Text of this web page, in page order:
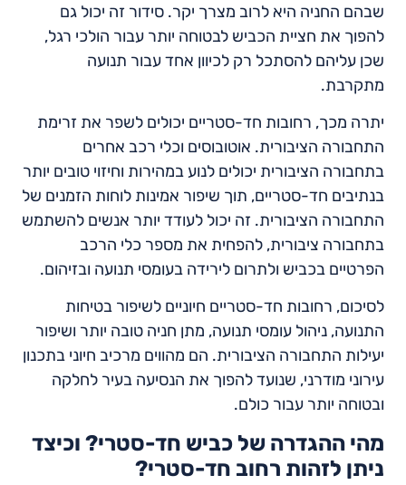
שבהם החניה היא לרוב מצרך יקר. סידור זה יכול גם
להפוך את חציית הכביש לבטוחה יותר עבור הולכי רגל,
שכן עליהם להסתכל רק לכיוון אחד עבור תנועה
מתקרבת.
יתרה מכך, רחובות חד-סטריים יכולים לשפר את זרימת
התחבורה הציבורית. אוטובוסים וכלי רכב אחרים
בתחבורה הציבורית יכולים לנוע במהירות וחיזוי טובים יותר
בנתיבים חד-סטריים, תוך שיפור אמינות לוחות הזמנים של
התחבורה הציבורית. זה יכול לעודד יותר אנשים להשתמש
בתחבורה ציבורית, להפחית את מספר כלי הרכב
הפרטיים בכביש ולתרום לירידה בעומסי תנועה ובזיהום.
לסיכום, רחובות חד-סטריים חיוניים לשיפור בטיחות
התנועה, ניהול עומסי תנועה, מתן חניה טובה יותר ושיפור
יעילות התחבורה הציבורית. הם מהווים מרכיב חיוני בתכנון
עירוני מודרני, שנועד להפוך את הנסיעה בעיר לחלקה
ובטוחה יותר עבור כולם.
מהי ההגדרה של כביש חד-סטרי? וכיצד
ניתן לזהות רחוב חד-סטרי?